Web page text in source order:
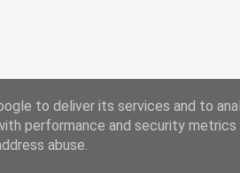
Chi Siamo
to deliver its services and to
performance and security
abuse.